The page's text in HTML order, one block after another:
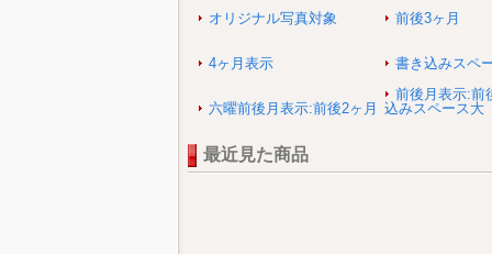
オリジナル写真対象
前後3ヶ月
4ヶ月表示 書き込みスペ
六曜前後月表示:前後2ヶ月
前後月表示:前
込みスペース大
最近見た商品